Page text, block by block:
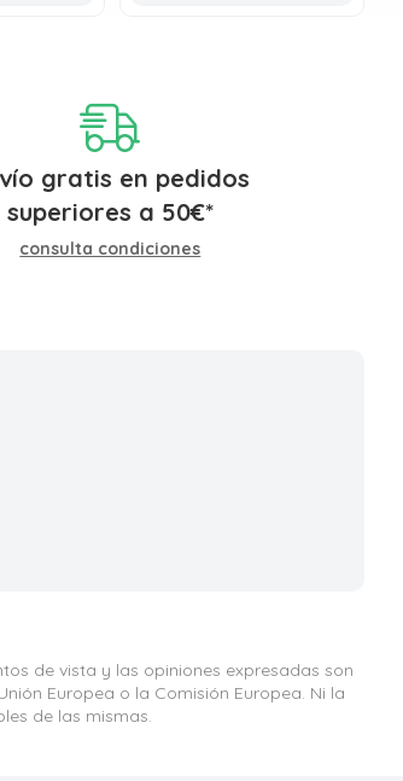
gratis en pedidos
superiores a 50€*
consulta condiciones
de vista y las opiniones expresadas son
Europea o la Comisión Europea. Ni la
de las mismas.